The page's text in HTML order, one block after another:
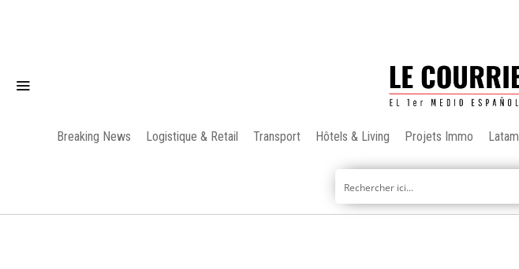
Breaking News Logistique & Retail Transport Hôtels & Living Projets Immo Latam